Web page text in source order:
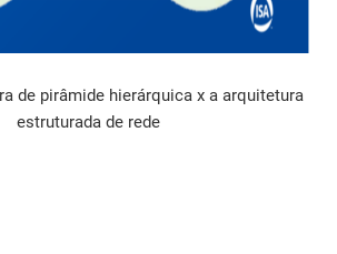
de pirâmide hierárquica x a arquitetura
estruturada de rede